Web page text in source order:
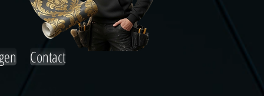
Contact